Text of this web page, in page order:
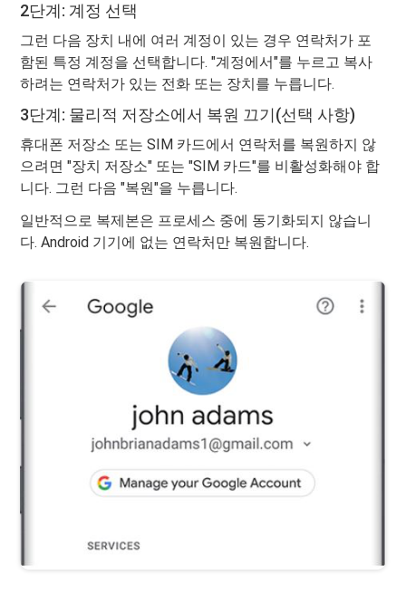
2단계: 계정 선택
그런 다음 장치 내에 여러 계정이 있는 경우 연락처가 포
함된 특정 계정을 선택합니다. "계정에서"를 누르고 복사
하려는 연락처가 있는 전화 또는 장치를 누릅니다.
3단계: 물리적 저장소에서 복원 끄기(선택 사항)
휴대폰 저장소 또는 SIM 카드에서 연락처를 복원하지 않
으려면 "장치 저장소" 또는 "SIM 카드"를 비활성화해야 합
니다. 그런 다음 "복원"을 누릅니다.
일반적으로 복제본은 프로세스 중에 동기화되지 않습니
다. Android 기기에 없는 연락처만 복원합니다.